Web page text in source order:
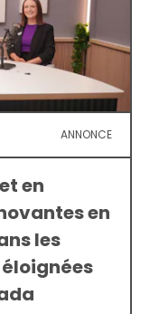
ANNONCE
en
en
les